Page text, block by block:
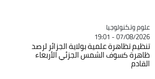
Catégorie
علوم وتكنولوجيا
07/08/2026 - 19:01
تنظيم تظاهرة علمية بولاية الجزائر لرصد
ظاهرة كسوف الشمس الجزئي الأربعاء
القادم